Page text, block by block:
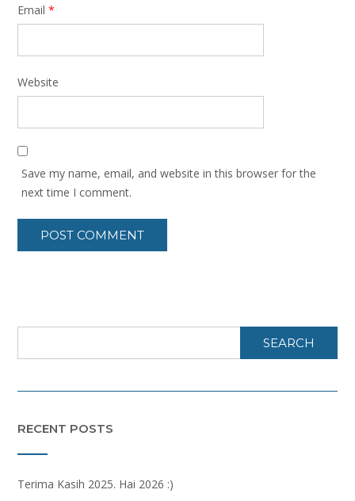
Email *
Website
Save my name, email, and website in this browser for the
next time I comment.
SEARCH
RECENT POSTS
Terima Kasih 2025. Hai 2026 :)